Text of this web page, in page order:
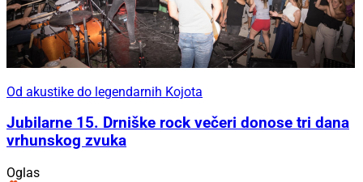
Od akustike do legendarnih Kojota
Jubilarne 15. Drniške rock večeri donose tri dana
vrhunskog zvuka
Oglas